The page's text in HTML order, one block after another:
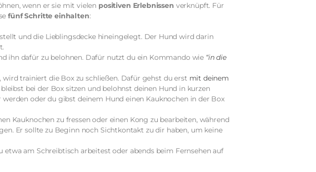
wenn er sie mit vielen positiven Erlebnissen verknüpft. Für
fünf Schritte einhalten:
und die Lieblingsdecke hineingelegt. Der Hund wird darin
ihn dafür zu belohnen. Dafür nutzt du ein Kommando wie “in die
trainiert die Box zu schließen. Dafür gehst du erst mit deinem
bei der Box sitzen und belohnst deinen Hund in kurzen
oder du gibst deinem Hund einen Kauknochen in der Box
Kauknochen zu fressen oder einen Kong zu bearbeiten, während
Er sollte zu Beginn noch Sichtkontakt zu dir haben, um keine
am Schreibtisch arbeitest oder abends beim Fernsehen auf